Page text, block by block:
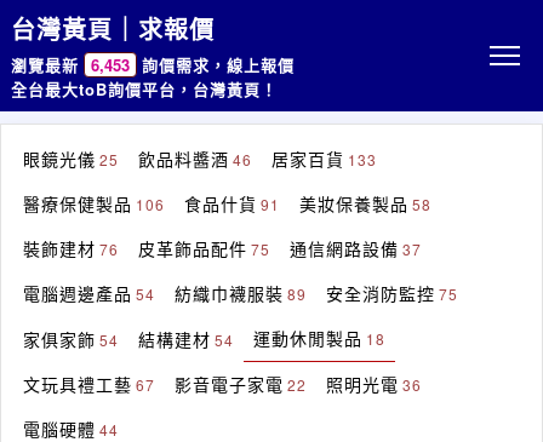
台灣黃頁｜求報價
瀏覽最新 6,453 詢價需求，線上報價
全台最大toB詢價平台，台灣黃頁！
眼鏡光儀 25 飲品料醬酒 46 居家百貨 133
醫療保健製品 106 食品什貨 91 美妝保養製品 58
裝飾建材 76 皮革飾品配件 75 通信網路設備 37
電腦週邊產品 54 紡織巾襪服裝 89 安全消防監控 75
家俱家飾 54 結構建材 54 運動休閒製品 18
文玩具禮工藝 67 影音電子家電 22 照明光電 36
電腦硬體 44